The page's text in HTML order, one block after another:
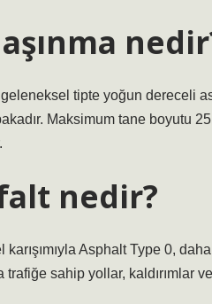
geleneksel tipte yoğun dereceli
Maksimum tane boyutu
nedir?
karışımıyla Asphalt Type 0,
trafiğe sahip yollar, kaldırımlar